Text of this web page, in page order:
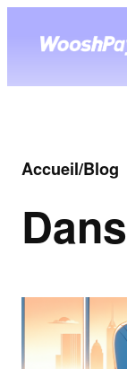
Accueil/Blog
Dans